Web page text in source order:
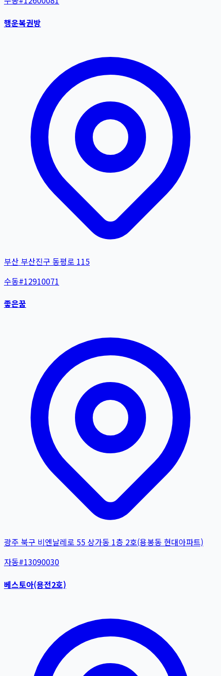
행운복권방
부산 부산진구 동평로 115
수동#12910071
좋은꿈
광주 북구 비엔날레로 55 상가동 1층 2호(용봉동 현대아파트)
자동#13090030
베스토아(용전2호)